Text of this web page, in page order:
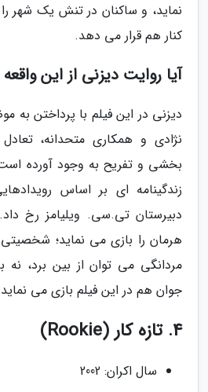
نماید، و ساکنان در تنش یک شهر
کنار هم قرار می دهد.
آیا روایت دیزنی از این
دیزنی در این فیلم با پرداختن به
نژادی و همکاری متحدانه،
بخشی و تفریح به وجود آورده
زندگینامه ای بر اساس
دبیرستان تی.سی. ویلیامز رخ
هرمان را بازی می نماید؛ شخصیتی
مردانگی می توان از بین برد، نه
جوان هم در این فیلم بازی می
4. تازه کار (Rookie)
سال اکران: 2002